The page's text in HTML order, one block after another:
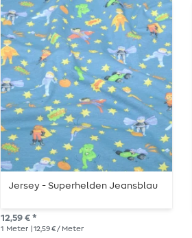
Jersey - Superhelden Jeansblau
12,59 € *
1 Meter | 12,59 € / Meter